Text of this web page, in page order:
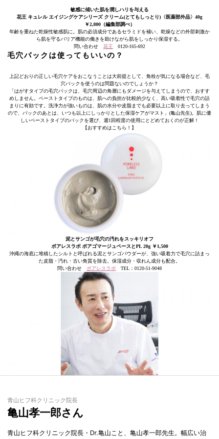
敏感に傾いた肌を潤しハリを与える
花王 キュレル エイジングケアシリーズ クリーム(とてもしっとり)〈医薬部外品〉40g
￥2,800（編集部調べ）
年齢を重ねた乾燥性敏感肌に。肌の必須成分であるセラミドを補い、乾燥などの外部刺激か
ら肌を守るバリア機能の働きを助けながら肌をしっかり保湿する。
問い合わせ 花王 0120-165-692
毛穴パックは使ってもいいの？
上記どおりの正しい毛穴ケアをおこなうことは大前提として、角栓が気になる場合など、毛
穴パックを使うのは問題ないのでしょうか？
「はがすタイプの毛穴パックは、毛穴周辺の角層にもダメージを与えてしまうので、おすす
めしません。ペーストタイプのものは、肌への負担が比較的少なく、高い吸着性で毛穴の詰
まりに有効です。洗浄力が強いものは、肌の水分や皮脂までも必要以上に取り去ってしまう
ので、パックのあとは、いつも以上にしっかりとした保湿ケアがマスト」(亀山先生)。肌に優
しいペーストタイプのパックを選び、週1回程度の使用にとどめておくのが正解！
【おすすめはこちら！】
泥とサンゴが毛穴の汚れをスッキリオフ
ポアレスラボ ポアゴマージュペースとPL 20g ￥1,500
沖縄の海底に堆積したシルトと呼ばれる泥とサンゴパウダーが、強い吸着力で毛穴に詰まっ
た皮脂・汚れ・古い角質を除去。保湿成分・収れん成分も配合。
問い合わせ ポアレスラボ TEL：0120-51-9048
青山ヒフ科クリニック院長
亀山孝一郎さん
青山ヒフ科クリニック院長・Dr.亀山こと、亀山孝一郎先生。幅広い治